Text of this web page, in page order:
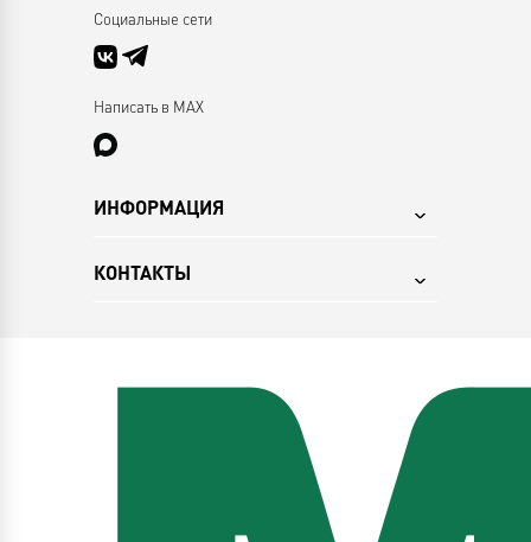
Социальные сети
Написать в MAX
ИНФОРМАЦИЯ
КОНТАКТЫ